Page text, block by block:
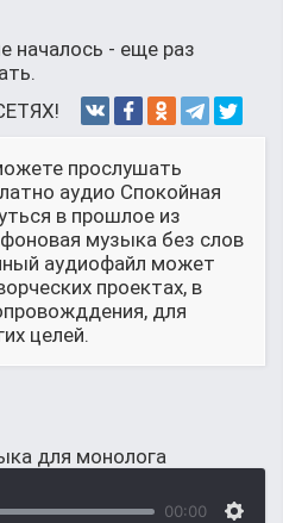
началось - еще раз
прослушать
аудио Спокойная
в прошлое из
музыка без слов
аудиофайл может
проектах, в
для
целей.
для монолога
00:00